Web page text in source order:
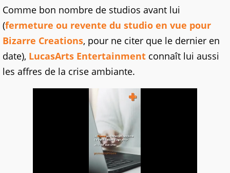
Comme bon nombre de studios avant lui
(fermeture ou revente du studio en vue pour
Bizarre Creations, pour ne citer que le dernier en
date), LucasArts Entertainment connaît lui aussi
les affres de la crise ambiante.